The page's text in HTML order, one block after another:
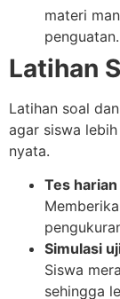
materi
penguatan.
Latihan
Latihan soal
agar siswa
nyata.
Tes
Simulasi
Siswa
sehingga